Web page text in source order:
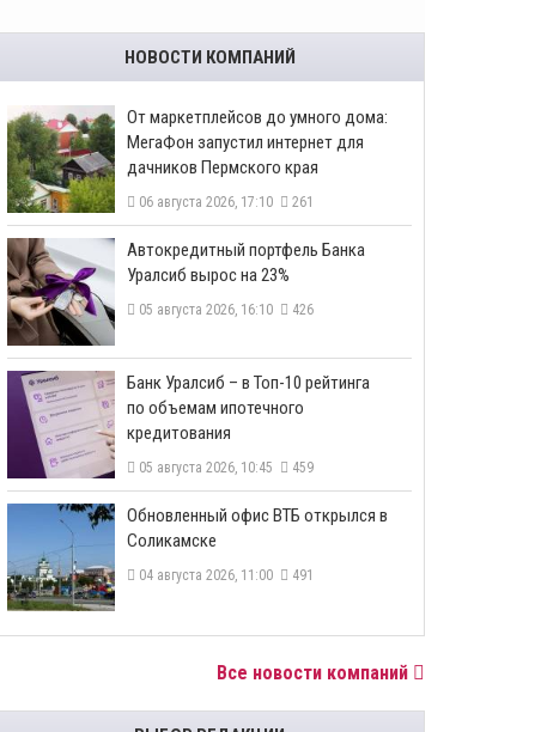
НОВОСТИ КОМПАНИЙ
От маркетплейсов до умного дома:
МегаФон запустил интернет для
дачников Пермского края
06 августа 2026, 17:10 261
​Автокредитный портфель Банка
Уралсиб вырос на 23%
05 августа 2026, 16:10 426
​Банк Уралсиб – в Топ-10 рейтинга
по объемам ипотечного
кредитования
05 августа 2026, 10:45 459
​Обновленный офис ВТБ открылся в
Соликамске
04 августа 2026, 11:00 491
Все новости компаний